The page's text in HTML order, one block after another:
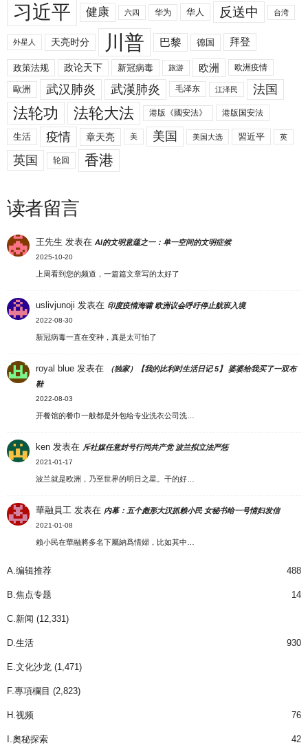
习近平 健康 六四 华为 华人 反送中 台湾
外星人 天亮时分 川普 巴黎 德国 拜登
政策法规 政论天下 新冠病毒 旅游 欧洲 欧洲疫情
歐洲 武汉肺炎 武漢肺炎 毛泽东 江泽民 法国
法轮功 法轮大法 港版《國安法》 港版国安法
生活 疫情 章天亮 美 美国 美国大选 習近平 英
英国 轮回 香港
读者留言
王先生 发表在AI的文明意蕴之一：单一空间的文明症候
2025-10-20
上周看到您的频道，一篇篇文章写的太好了
uslivjunoji 发表在 印度疫情海啸 欧洲议会呼吁停止航班入境
2022-08-30
新冠病毒一直在变种，真是太可怕了
royal blue 发表在
（独家）【我的比利时生活日记 5】 婆婆给我买了一双布
鞋
2022-08-03
开餐馆的餐巾一般都是外包给专业洗衣公司洗…
ken 发表在 斥社媒任意封号行同共产党 波兰拟立法严惩
2021-01-17
波兰就是欧洲，乃至世界的明日之星。干的好…
華融員工 发表在 内幕：五个彪形大汉抓赖小民 女秘书给一号情妇发信
2021-01-08
賴小民在華融將多名下屬納爲情婦，比如其中…
A.编辑推荐 488
B.焦点专题 14
C.新闻 (12,331)
D.生活 930
E.文化沙龙 (1,471)
F.專項欄目 (2,823)
H.视频 76
I.奧秘探索 42